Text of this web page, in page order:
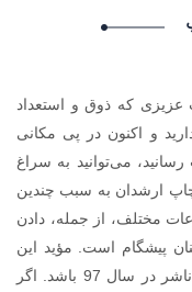
درخواست استخدام شما با موفقیت انجام شد ساعت ۱۹:۴:۵۵ تاریخ
Narkolog na dom_ujPi Narkolog na dom_ujPi گرامی :
درخواست استخدام شما با موفقیت انجام شد ساعت ۱۹:۰:۳ تاریخ
که ذوق و استعداد
و اکنون در پی مکانی
می‌توانید به سراغ
ارشدان به سبب چندین
مختلف، از جمله، دادن
پیشگام است. مؤید این
موضوع می‌تواند کسب رتبه برتر پرکارترین ناشر در سال 97 باشد. اگر